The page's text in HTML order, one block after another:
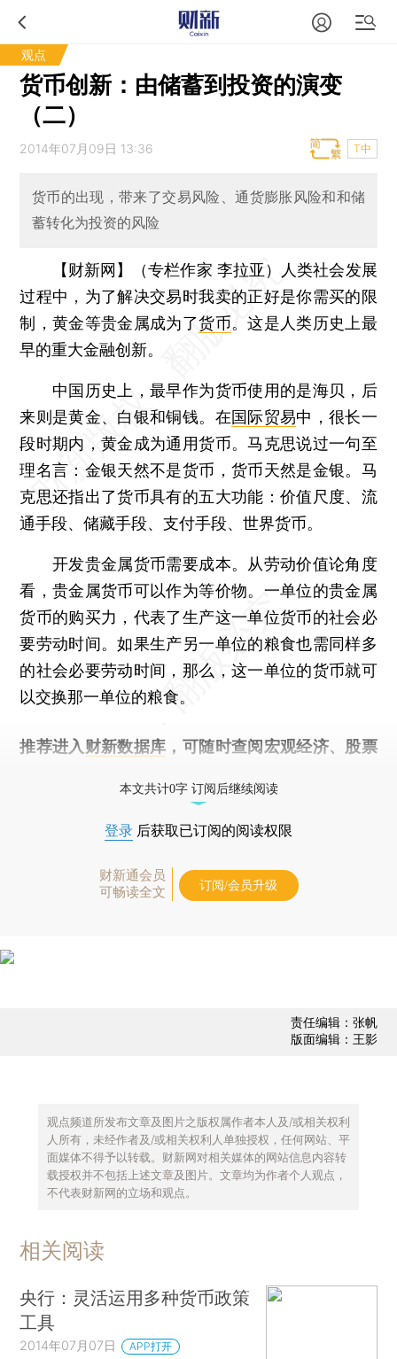
观点
货币创新：由储蓄到投资的演变
（二）
2014年07月09日 13:36 T中
货币的出现，带来了交易风险、通货膨胀风险和和储
蓄转化为投资的风险
【财新网】（专栏作家 李拉亚）
人类社会发展
过程中，为了解决交易时我卖的正好是你需买的限
制，黄金等贵金属成为了货币。这是人类历史上最
早的重大金融创新。
中国历史上，最早作为货币使用的是海贝，后
来则是黄金、白银和铜钱。在国际贸易中，很长一
段时期内，黄金成为通用货币。马克思说过一句至
理名言：金银天然不是货币，货币天然是金银。马
克思还指出了货币具有的五大功能：价值尺度、流
通手段、储藏手段、支付手段、世界货币。
开发贵金属货币需要成本。从劳动价值论角度
看，贵金属货币可以作为等价物。一单位的贵金属
货币的购买力，代表了生产这一单位货币的社会必
要劳动时间。如果生产另一单位的粮食也需同样多
的社会必要劳动时间，那么，这一单位的货币就可
以交换那一单位的粮食。
推荐进入 财新数据库 ，可随时查阅宏观经济、股票
本文共计0字 订阅后继续阅读
登录 后获取已订阅的阅读权限
财新通会员
可畅读全文
订阅/会员升级
责任编辑：张帆
版面编辑：王影
观点频道所发布文章及图片之版权属作者本人及/或相关权利
人所有，未经作者及/或相关权利人单独授权，任何网站、平
面媒体不得予以转载。财新网对相关媒体的网站信息内容转
载授权并不包括上述文章及图片。文章均为作者个人观点，
不代表财新网的立场和观点。
相关阅读
央行：灵活运用多种货币政策
工具
2014年07月07日 APP打开